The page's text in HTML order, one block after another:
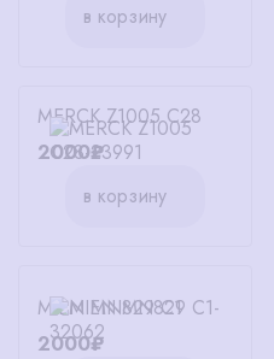
в корзину
MERCK Z1005 C28
2000₽
в корзину
MIEN MN829 C1
2000₽